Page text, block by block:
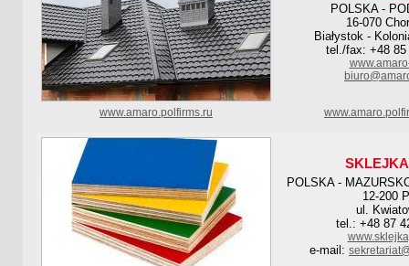
POLSKA -
16-070
Białystok -
tel./fax: +48 85
www.amaro.polfirms.ru
POLSKA -
12-200
ul.
tel.: +48 87
e-mail: